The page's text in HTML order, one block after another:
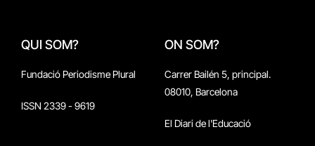
QUI SOM?
Fundació Periodisme Plural
ISSN 2339 - 9619
ON SOM?
Carrer Bailén 5, principal.
08010, Barcelona
El Diari de l'Educació